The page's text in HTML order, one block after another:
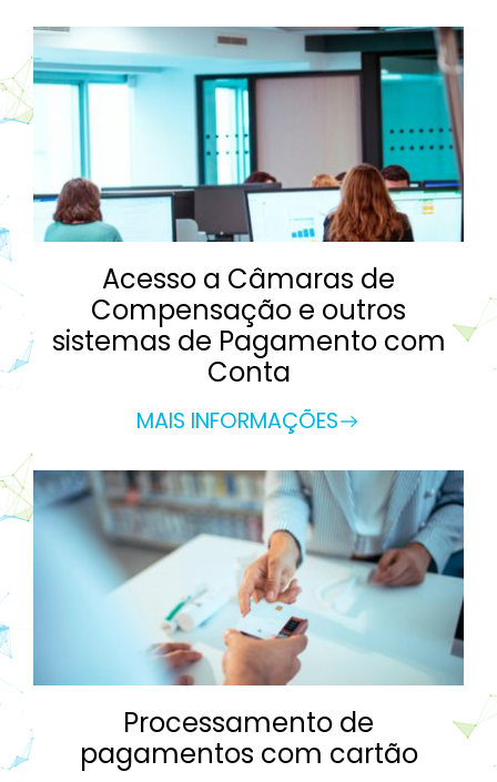
Acesso a Câmaras de
Compensação e outros
sistemas de Pagamento com
Conta
MAIS INFORMAÇÕES
Processamento de
pagamentos com cartão